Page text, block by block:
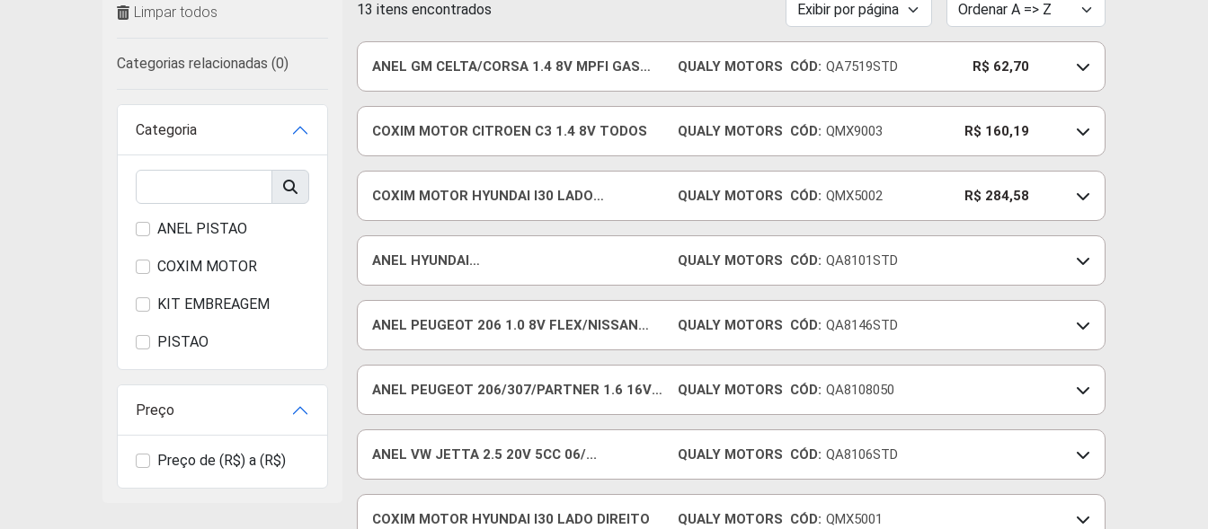
Limpar todos
Categorias relacionadas (0)
Categoria
ANEL PISTAO
COXIM MOTOR
KIT EMBREAGEM
PISTAO
Preço
Preço de (R$) a (R$)
13 itens encontrados
ANEL GM CELTA/CORSA 1.4 8V MPFI GAS
QUALY MOTORS CÓD: QA7519STD R$ 62,70
COXIM MOTOR CITROEN C3 1.4 8V TODOS QUALY MOTORS CÓD: QMX9003 R$ 160,19
COXIM MOTOR HYUNDAI I30 LADO
QUALY MOTORS CÓD: QMX5002 R$ 284,58
ANEL HYUNDAI
QUALY MOTORS CÓD: QA8101STD
ANEL PEUGEOT 206 1.0 8V FLEX/NISSAN
QUALY MOTORS CÓD: QA8146STD
ANEL PEUGEOT 206/307/PARTNER 1.6 16V
QUALY MOTORS CÓD: QA8108050
ANEL VW JETTA 2.5 20V 5CC 06/... QUALY MOTORS CÓD: QA8106STD
COXIM MOTOR HYUNDAI I30 LADO DIREITO QUALY MOTORS CÓD: QMX5001